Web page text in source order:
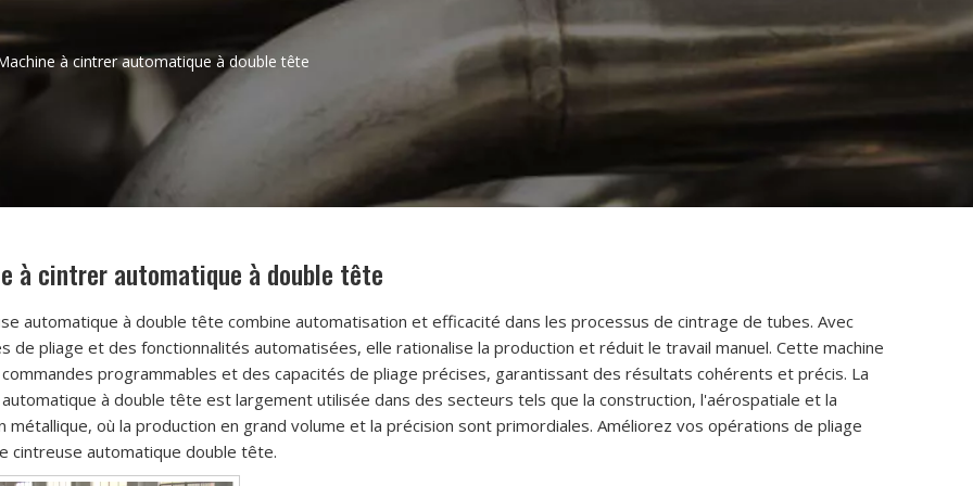
à cintrer automatique à double tête
à cintrer automatique à double tête
automatique à double tête combine automatisation et efficacité dans les processus de cintrage de tubes. Avec
de pliage et des fonctionnalités automatisées, elle rationalise la production et réduit le travail manuel. Cette machine
programmables et des capacités de pliage précises, garantissant des résultats cohérents et précis. La
à double tête est largement utilisée dans des secteurs tels que la construction, l'aérospatiale et la
métallique, où la production en grand volume et la précision sont primordiales. Améliorez vos opérations de pliage
cintreuse automatique double tête.